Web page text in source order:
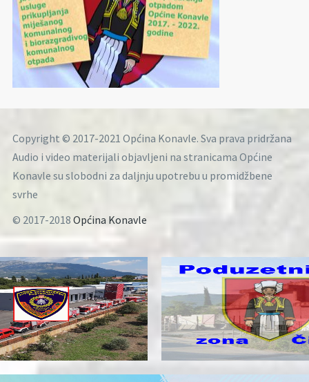
Copyright © 2017-2021 Općina Konavle. Sva prava pridržana
Audio i video materijali objavljeni na stranicama Općine
Konavle su slobodni za daljnju upotrebu u promidžbene
svrhe
© 2017-2018 Općina Konavle